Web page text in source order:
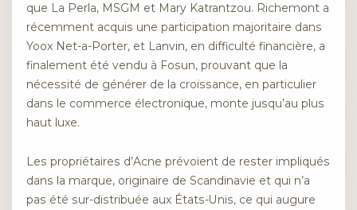
que La Perla, MSGM et Mary Katrantzou. Richemont a
récemment acquis une participation majoritaire dans
Yoox Net-a-Porter, et Lanvin, en difficulté financière, a
finalement été vendu à Fosun, prouvant que la
nécessité de générer de la croissance, en particulier
dans le commerce électronique, monte jusqu’au plus
haut luxe.
Les propriétaires d’Acne prévoient de rester impliqués
dans la marque, originaire de Scandinavie et qui n’a
pas été sur-distribuée aux États-Unis, ce qui augure